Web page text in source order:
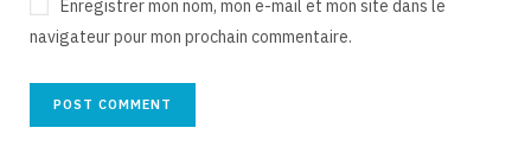
Enregistrer mon nom, mon e-mail et mon site dans le
navigateur pour mon prochain commentaire.